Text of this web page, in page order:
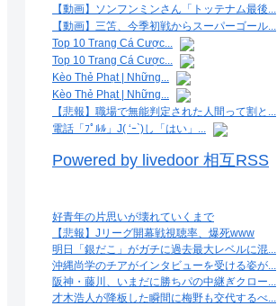
【動画】ソンフンミンさん「トッテナム最後...
【動画】三笘、今季初戦からスーパーゴール...
Top 10 Trang Cá Cược...
Top 10 Trang Cá Cược...
Kèo Thẻ Phạt | Những...
Kèo Thẻ Phạt | Những...
【悲報】職場で無能判定された人間って割と...
電話「ﾌﾟﾙﾙ」J( ‘ｰ`)し「はい」...
Powered by livedoor 相互RSS
好青年の片思いが壊れていくまで
【悲報】Jリーグ開幕戦視聴率、爆死www
明日「銀だこ」がガチに過去最大レベルに混...
沖縄尚学のチアがインタビューを受ける姿が...
阪神・藤川、いまだに勝ちパの中継ぎクロー...
才木浩人が降板した瞬間に梅野も交代するべ...